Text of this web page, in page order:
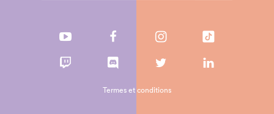
Termes et conditions